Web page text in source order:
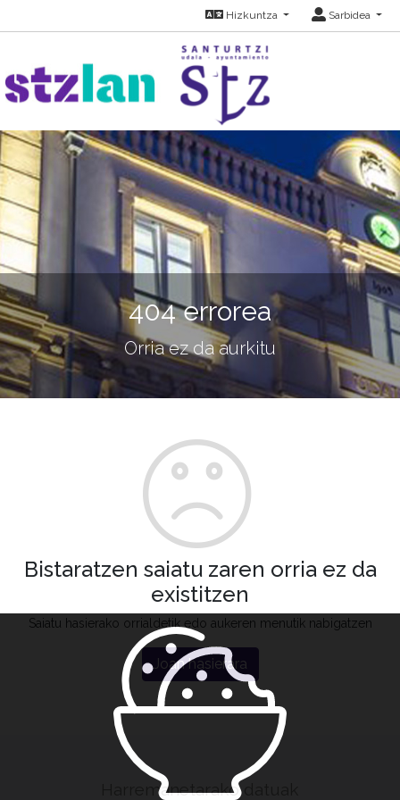
Hizkuntza Sarbidea
404 errorea
Orria ez da aurkitu
Bistaratzen saiatu zaren orria ez da
existitzen
Saiatu hasierako orrialdetik edo aukeren menutik nabigatzen
Joan hasierara
Harremanetarako datuak